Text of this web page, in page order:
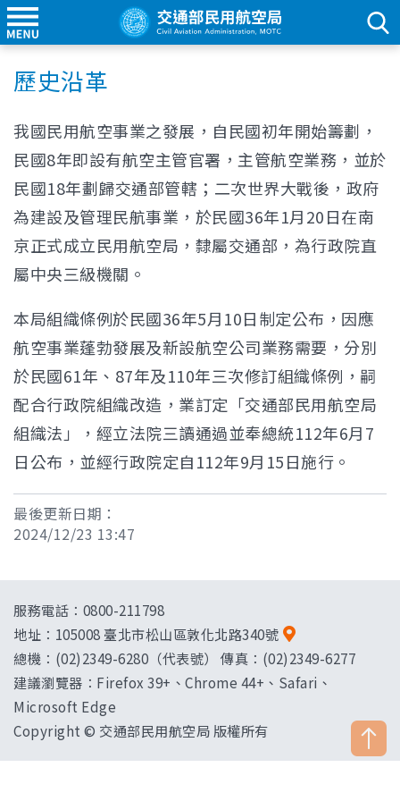
歷史沿革
我國民用航空事業之發展，自民國初年開始籌劃，
民國8年即設有航空主管官署，主管航空業務，並於
民國18年劃歸交通部管轄；二次世界大戰後，政府
為建設及管理民航事業，於民國36年1月20日在南
京正式成立民用航空局，隸屬交通部，為行政院直
屬中央三級機關。
本局組織條例於民國36年5月10日制定公布，因應
航空事業蓬勃發展及新設航空公司業務需要，分別
於民國61年、87年及110年三次修訂組織條例，嗣
配合行政院組織改造，業訂定「交通部民用航空局
組織法」，經立法院三讀通過並奉總統112年6月7
日公布，並經行政院定自112年9月15日施行。
最後更新日期：
2024/12/23 13:47
服務電話：0800-211798
地址： 105008 臺北市松山區敦化北路340號
總機：(02)2349-6280（代表號） 傳真：(02)2349-6277
建議瀏覽器：Firefox 39+、Chrome 44+、Safari、
Microsoft Edge
Copyright © 交通部民用航空局 版權所有